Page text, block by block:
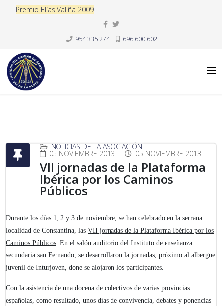
Premio Elías Valiña 2009
954 335 274 696 600 602
NOTICIAS DE LA ASOCIACIÓN
05 NOVIEMBRE 2013 05 NOVIEMBRE 2013
VII jornadas de la Plataforma
Ibérica por los Caminos
Públicos
Durante los días 1, 2 y 3 de noviembre, se han celebrado en la serrana
localidad de Constantina, las VII jornadas de la Plataforma Ibérica por los
Caminos Públicos. En el salón auditorio del Instituto de enseñanza
secundaria san Fernando, se desarrollaron la jornadas, próximo al albergue
juvenil de Inturjoven, done se alojaron los participantes.
Con la asistencia de una docena de colectivos de varias provincias
españolas, como resultado, unos días de convivencia, debates y ponencias